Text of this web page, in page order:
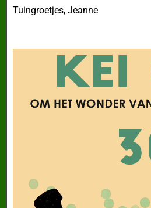
Tuingroetjes, Jeanne